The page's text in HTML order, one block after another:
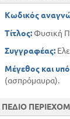
Κωδικός
Τίτλος:Φυσική
Συγγραφέας:
Μέγεθος και
(ασπρόμαυρα).
ΠΕΔΙΟ